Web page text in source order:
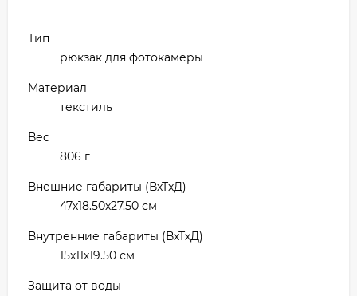
Тип
рюкзак для фотокамеры
Материал
текстиль
Вес
806 г
Внешние габариты (ВхТхД)
47х18.50х27.50 см
Внутренние габариты (ВхТхД)
15х11х19.50 см
Защита от воды